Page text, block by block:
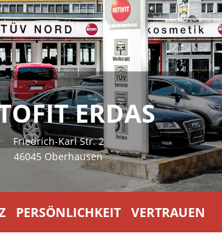
ERDAS
Friedrich-Karl Str. 2
46045 Oberhausen
PERSÖNLICHKEIT VERTRAUEN